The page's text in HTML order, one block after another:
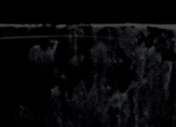
02:35
02:56
02:51